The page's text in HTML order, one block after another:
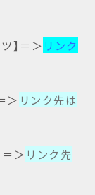
】＝＞ リンク
＞ リンク先は
＞ リンク先